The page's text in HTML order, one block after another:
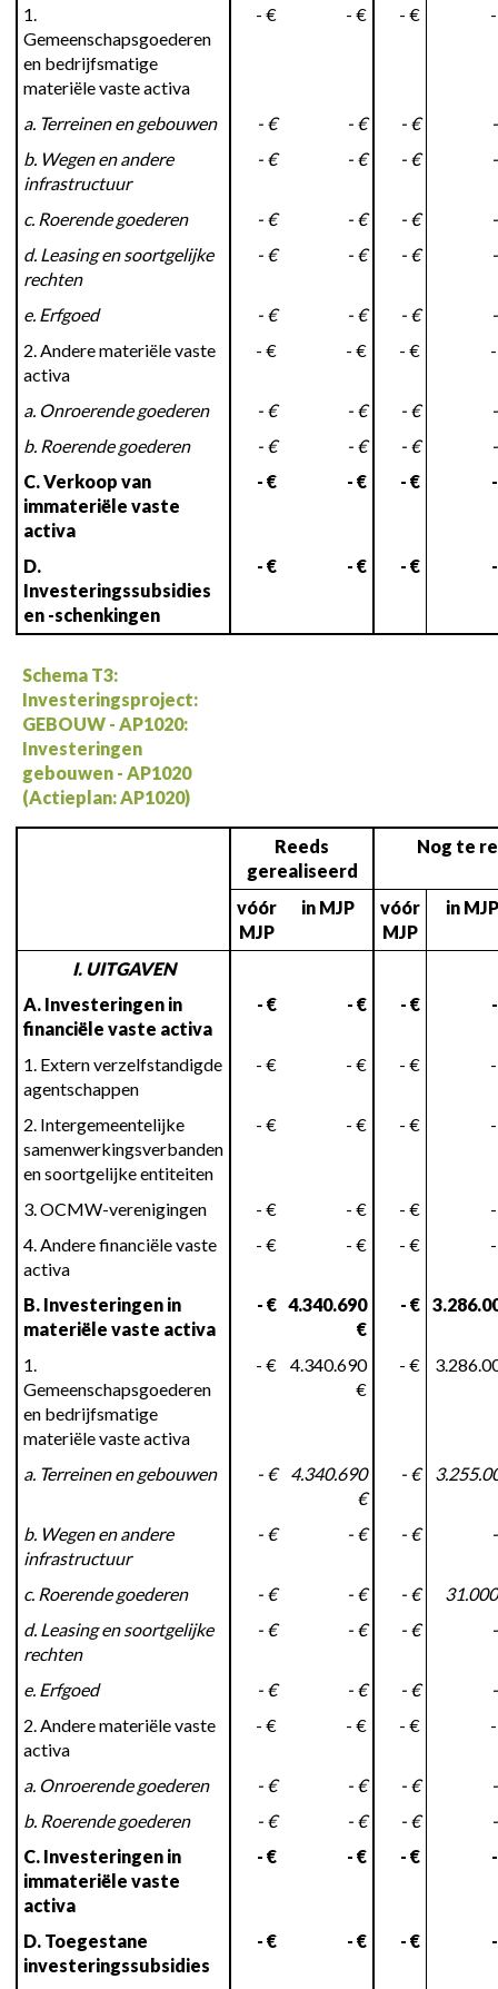
1.
Gemeenschapsgoederen
en bedrijfsmatige
materiële vaste activa
- € - € - €
a. Terreinen en gebouwen - € - € - €
b. Wegen en andere
infrastructuur
- € - € - €
c. Roerende goederen - € - € - €
d. Leasing en soortgelijke
rechten
- € - € - €
e. Erfgoed - € - € - €
2. Andere materiële vaste
activa
- € - € - €
a. Onroerende goederen - € - € - €
b. Roerende goederen
- € - € - €
C. Verkoop van
immateriële vaste
activa
- € - € - €
D.
Investeringssubsidies
en -schenkingen
- € - € - €
Schema T3:
Investeringsproject:
GEBOUW - AP1020:
Investeringen
gebouwen - AP1020
(Actieplan: AP1020)
Reeds
gerealiseerd
Nog te
vóór
MJP
in MJP
vóór
MJP
in MJP
I. UITGAVEN
A. Investeringen in
financiële vaste activa
- € - € - €
1. Extern verzelfstandigde
agentschappen
- € - € - €
2. Intergemeentelijke
samenwerkingsverbanden
en soortgelijke entiteiten
- € - € - €
3. OCMW-verenigingen - € - € - €
4. Andere financiële vaste
activa
- € - € - €
B. Investeringen in
materiële vaste activa
- € 4.340.690
€
- €
1.
Gemeenschapsgoederen
en bedrijfsmatige
materiële vaste activa
- €
4.340.690
€
- €
a. Terreinen en gebouwen - €
4.340.690
€
- €
b. Wegen en andere
infrastructuur
- € - € - €
c. Roerende goederen - € - € - €
d. Leasing en soortgelijke
rechten
- € - € - €
e. Erfgoed - € - € - €
2. Andere materiële vaste
activa
- € - € - €
a. Onroerende goederen - € - € - €
b. Roerende goederen
- € - € - €
C. Investeringen in
immateriële vaste
activa
- € - € - €
D. Toegestane
investeringssubsidies
- € - € - €